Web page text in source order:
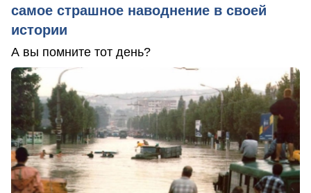
самое страшное наводнение в своей
истории
А вы помните тот день?